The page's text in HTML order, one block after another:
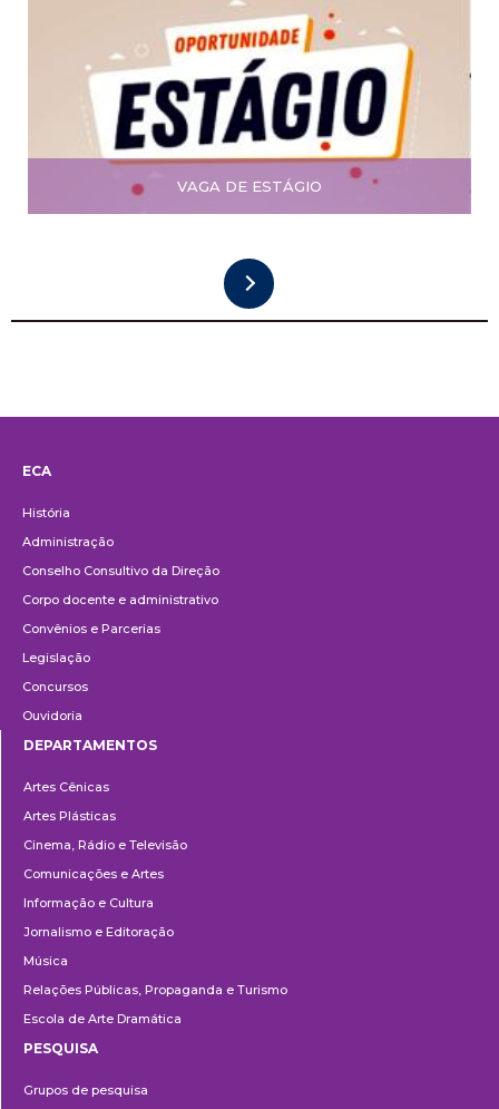
VAGA DE ESTÁGIO
ECA
História
Administração
Conselho Consultivo da Direção
Corpo docente e administrativo
Convênios e Parcerias
Legislação
Concursos
Ouvidoria
DEPARTAMENTOS
Artes Cênicas
Artes Plásticas
Cinema, Rádio e Televisão
Comunicações e Artes
Informação e Cultura
Jornalismo e Editoração
Música
Relações Públicas, Propaganda e Turismo
Escola de Arte Dramática
PESQUISA
Grupos de pesquisa